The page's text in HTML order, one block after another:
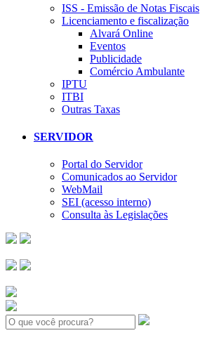
ISS - Emissão de Notas Fiscais
Licenciamento e fiscalização
Alvará Online
Eventos
Publicidade
Comércio Ambulante
IPTU
ITBI
Outras Taxas
SERVIDOR
Portal do Servidor
Comunicados ao Servidor
WebMail
SEI (acesso interno)
Consulta às Legislações
Search: